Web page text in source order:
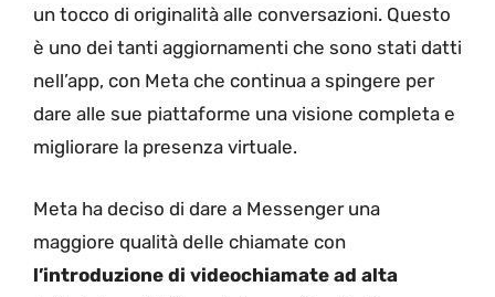
un tocco di originalità alle conversazioni. Questo
è uno dei tanti aggiornamenti che sono stati datti
nell’app, con Meta che continua a spingere per
dare alle sue piattaforme una visione completa e
migliorare la presenza virtuale.
Meta ha deciso di dare a Messenger una
maggiore qualità delle chiamate con
l’introduzione di videochiamate ad alta